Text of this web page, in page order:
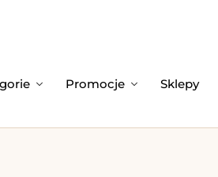
Promocje Sklepy